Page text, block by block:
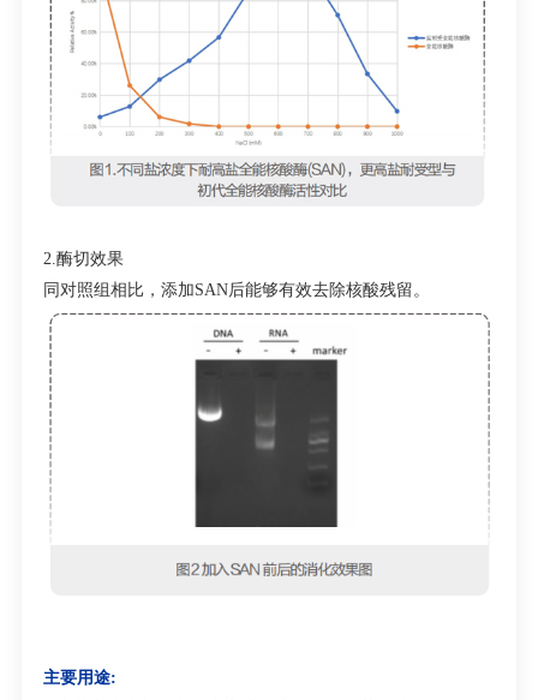
2.酶切效果
同对照组相比，添加SAN后能够有效去除核酸残留。
主要用途: